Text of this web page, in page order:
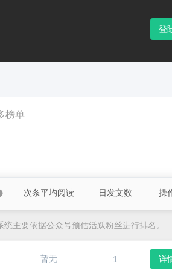
登
榜单
次条平均阅读 日发文数 操
主要依据公众号预估活跃粉丝进行排名。
暂无 1 详